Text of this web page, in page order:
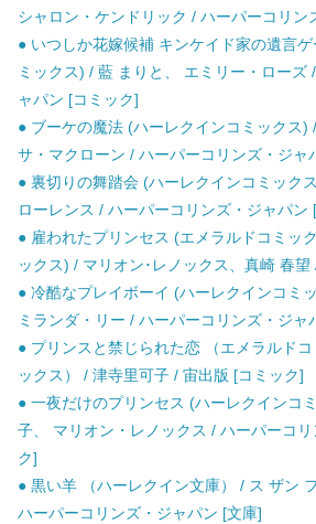
シャロン・ケンドリック / ハーパーコリン
● いつしか花嫁候補 キンケイド家の遺言
ミックス) / 藍 まりと、 エミリー・ローズ
ャパン [コミック]
● ブーケの魔法 (ハーレクインコミックス)
サ・マクローン / ハーパーコリンズ・ジャ
● 裏切りの舞踏会 (ハーレクインコミック
ローレンス / ハーパーコリンズ・ジャパン
● 雇われたプリンセス (エメラルドコミッ
ックス) / マリオン･レノックス、真崎 春
● 冷酷なプレイボーイ (ハーレクインコミ
ミランダ・リー / ハーパーコリンズ・ジャ
● プリンスと禁じられた恋 （エメラルド
ックス） / 津寺里可子 / 宙出版 [コミック]
● 一夜だけのプリンセス (ハーレクインコ
子、 マリオン・レノックス / ハーパーコ
ク]
● 黒い羊 （ハーレクイン文庫） / ス ザン
ハーパーコリンズ・ジャパン [文庫]